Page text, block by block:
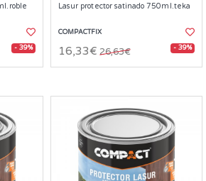
- 39%
Lasur protector satinado 750ml.teka
COMPACTFIX
16,33€ 26,63€ - 39%